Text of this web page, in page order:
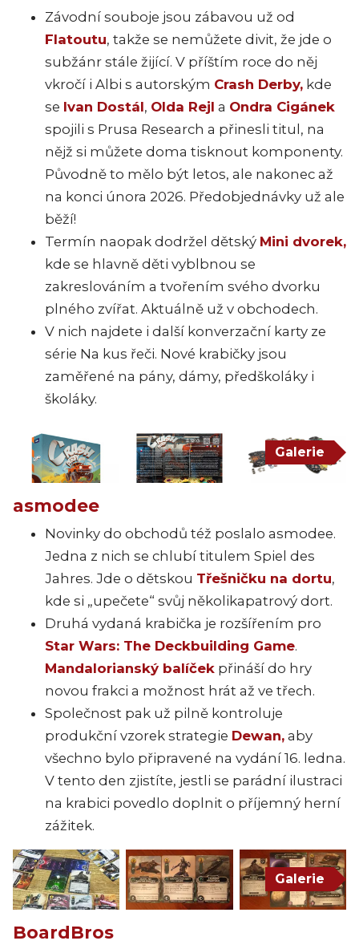
Závodní souboje jsou zábavou už od
Flatoutu, takže se nemůžete divit, že jde o
subžánr stále žijící. V příštím roce do něj
vkročí i Albi s autorským Crash Derby, kde
se Ivan Dostál, Olda Rejl a Ondra Cigánek
spojili s Prusa Research a přinesli titul, na
nějž si můžete doma tisknout komponenty.
Původně to mělo být letos, ale nakonec až
na konci února 2026. Předobjednávky už ale
běží!
Termín naopak dodržel dětský Mini dvorek,
kde se hlavně děti vyblbnou se
zakreslováním a tvořením svého dvorku
plného zvířat. Aktuálně už v obchodech.
V nich najdete i další konverzační karty ze
série Na kus řeči. Nové krabičky jsou
zaměřené na pány, dámy, předškoláky i
školáky.
Galerie
asmodee
Novinky do obchodů též poslalo asmodee.
Jedna z nich se chlubí titulem Spiel des
Jahres. Jde o dětskou Třešničku na dortu,
kde si „upečete“ svůj několikapatrový dort.
Druhá vydaná krabička je rozšířením pro
Star Wars: The Deckbuilding Game.
Mandalorianský balíček přináší do hry
novou frakci a možnost hrát až ve třech.
Společnost pak už pilně kontroluje
produkční vzorek strategie Dewan, aby
všechno bylo připravené na vydání 16. ledna.
V tento den zjistíte, jestli se parádní ilustraci
na krabici povedlo doplnit o příjemný herní
zážitek.
Galerie
BoardBros